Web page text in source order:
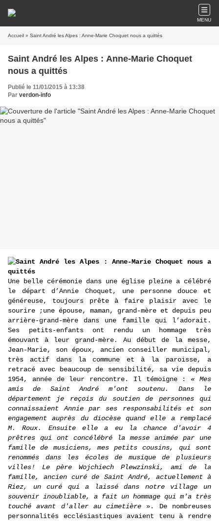
MENU
Accueil » Saint André les Alpes : Anne-Marie Choquet nous a quittés
Saint André les Alpes : Anne-Marie Choquet
nous a quittés
Publié le 11/01/2015 à 13:38
Par verdon-info
Saint André les Alpes : Anne-Marie Choquet nous a
quittés
Une belle cérémonie dans une église pleine a célébré
le départ d’Annie Choquet, une personne douce et
généreuse, toujours prête à faire plaisir avec le
sourire ;une épouse, maman, grand-mère et depuis peu
arrière-grand-mère dans une famille qui l’adorait.
Ses petits-enfants ont rendu un hommage très
émouvant à leur grand-mère. Au début de la messe,
Jean-Marie, son époux, ancien conseiller municipal,
très actif dans la commune et à la paroisse, a
retracé avec beaucoup de sensibilité, sa vie depuis
1954, année de leur rencontre. Il témoigne : « Mes
amis de Saint André m'ont soutenu. Dans le
département je reçois du soutien de personnes qui
connaissaient Annie par ses responsabilités et son
engagement auprès du diocèse quand elle a remplacé
M. Roux. Ensuite elle a eu la chance d'avoir 4
prêtres qui ont concélébré la messe animée par une
famille de musiciens, mes petits cousins, qui sont
renommés dans les écoles de musique de plusieurs
villes! Le père Wojchiech Plewzinski, ami de la
famille, ancien curé de Saint André, actuellement à
Riez, un curé qui a laissé dans notre village un
souvenir inoubliable, a fait un hommage qui m'a très
touché avant d'aller au cimetière ». De nombreuses
personnalités ecclésiastiques avaient tenu à rendre